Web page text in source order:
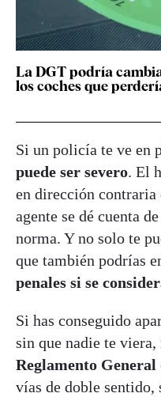
La DGT podría
los coches que
Si un policía te ve en
puede ser severo. El
en dirección contraria
agente se dé cuenta
norma. Y no solo te
que también podrías
penales si se
Si has conseguido
sin que nadie te viera,
Reglamento
vías de doble sentido,